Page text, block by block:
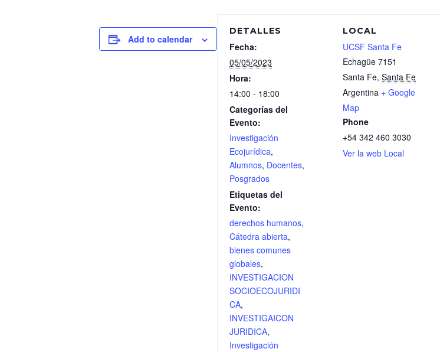
Add to calendar
DETALLES
Fecha:
05/05/2023
Hora:
14:00 - 18:00
Categorías del
Evento:
Investigación
Ecojurídica,
Alumnos, Docentes,
Posgrados
Etiquetas del
Evento:
derechos humanos,
Cátedra abierta,
bienes comunes
globales,
INVESTIGACION
SOCIOECOJURIDI
CA,
INVESTIGAICON
JURIDICA,
Investigación
LOCAL
UCSF Santa Fe
Echagüe 7151
Santa Fe, Santa Fe
Argentina + Google
Map
Phone
+54 342 460 3030
Ver la web Local